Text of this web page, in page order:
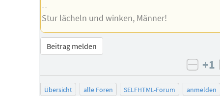
--
Stur lächeln und winken, Männer!
Beitrag melden
+1
Übersicht alle Foren SELFHTML-Forum
anmelden